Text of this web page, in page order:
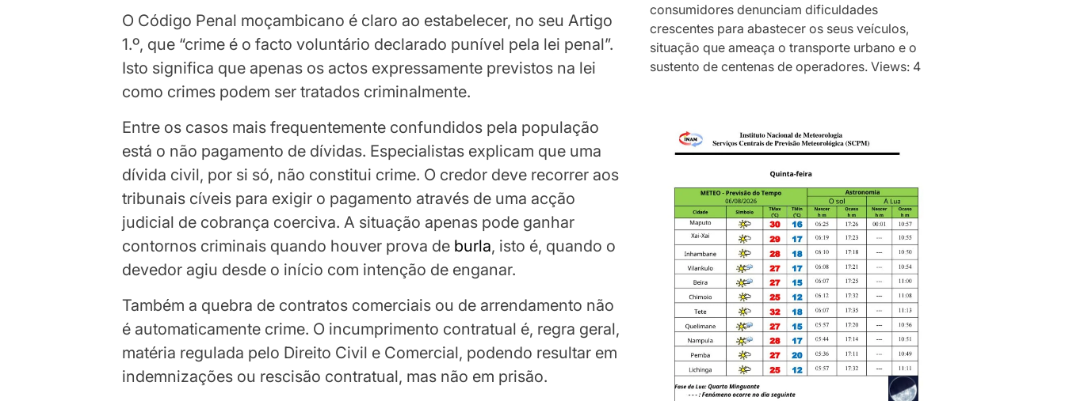
O Código Penal moçambicano é claro ao estabelecer, no seu Artigo
1.º, que “crime é o facto voluntário declarado punível pela lei penal”.
Isto significa que apenas os actos expressamente previstos na lei
como crimes podem ser tratados criminalmente.
Entre os casos mais frequentemente confundidos pela população
está o não pagamento de dívidas. Especialistas explicam que uma
dívida civil, por si só, não constitui crime. O credor deve recorrer aos
tribunais cíveis para exigir o pagamento através de uma acção
judicial de cobrança coerciva. A situação apenas pode ganhar
contornos criminais quando houver prova de burla, isto é, quando o
devedor agiu desde o início com intenção de enganar.
Também a quebra de contratos comerciais ou de arrendamento não
é automaticamente crime. O incumprimento contratual é, regra geral,
matéria regulada pelo Direito Civil e Comercial, podendo resultar em
indemnizações ou rescisão contratual, mas não em prisão.
consumidores denunciam dificuldades
crescentes para abastecer os seus veículos,
situação que ameaça o transporte urbano e o
sustento de centenas de operadores. Views: 4